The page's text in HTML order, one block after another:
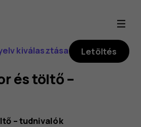
kiválasztása Letöltés
és töltő –
– tudnivalók